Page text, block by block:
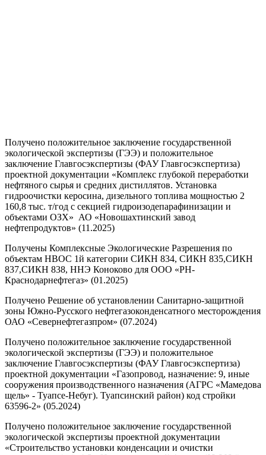
Получено положительное заключение государственной
экологической экспертизы (ГЭЭ) и положительное
заключение Главгосэкспертизы (ФАУ Главгосэкспертиза)
проектной документации «Комплекс глубокой переработки
нефтяного сырья и средних дистиллятов. Установка
гидроочистки керосина, дизельного топлива мощностью 2
160,8 тыс. т/год с секцией гидроизодепарафинизации и
объектами ОЗХ» АО «Новошахтинский завод
нефтепродуктов» (11.2025)
Получены Комплексные Экологические Разрешения по
объектам НВОС 1й категории СИКН 834, СИКН 835,СИКН
837,СИКН 838, ННЭ Коноково для ООО «РН-
Краснодарнефтегаз» (01.2025)
Получено Решение об установлении Санитарно-защитной
зоны Южно-Русского нефтегазоконденсатного месторождения
ОАО «Севернефтегазпром» (07.2024)
Получено положительное заключение государственной
экологической экспертизы (ГЭЭ) и положительное
заключение Главгосэкспертизы (ФАУ Главгосэкспертиза)
проектной документации «Газопровод, назначение: 9, иные
сооружения производственного назначения (АГРС «Мамедова
щель» - Туапсе-Небуг). Туапсинский район) код стройки
63596-2» (05.2024)
Получено положительное заключение государственной
экологической экспертизы проектной документации
«Строительство установки конденсации и очистки